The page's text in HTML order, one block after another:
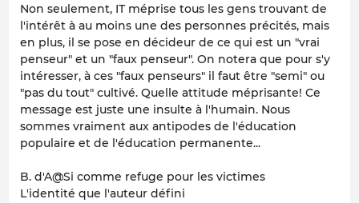
Non seulement, IT méprise tous les gens trouvant de
l'intérêt à au moins une des personnes précités, mais
en plus, il se pose en décideur de ce qui est un "vrai
penseur" et un "faux penseur". On notera que pour s'y
intéresser, à ces "faux penseurs" il faut être "semi" ou
"pas du tout" cultivé. Quelle attitude méprisante! Ce
message est juste une insulte à l'humain. Nous
sommes vraiment aux antipodes de l'éducation
populaire et de l'éducation permanente...
B. d'A@Si comme refuge pour les victimes
L'identité que l'auteur défini